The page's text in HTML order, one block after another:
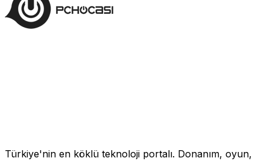
Türkiye'nin en köklü teknoloji portalı. Donanım, oyun,